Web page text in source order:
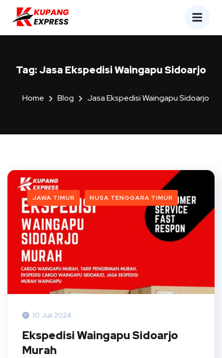
Tag:Jasa Ekspedisi Waingapu Sidoarjo
Home Blog Jasa Ekspedisi Waingapu Sidoarjo
JAWA TIMUR NUSA TENGGARA TIMUR
10 Juli 2024
Ekspedisi Waingapu Sidoarjo
Murah